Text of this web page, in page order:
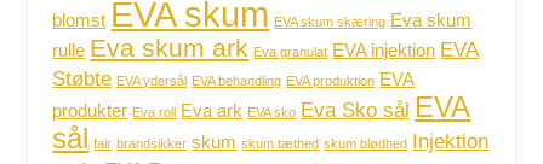
blomst EVA skum EVA skum skæring Eva skum
rulle Eva skum ark Eva granulat EVA injektion EVA
Støbte EVA ydersål EVA behandling EVA produktion EVA
produkter Eva roll Eva ark EVA sko Eva Sko sål EVA
sål fair brandsikker skum skum tæthed skum blødhed Injektion